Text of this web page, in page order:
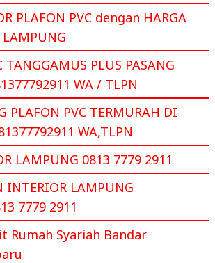
PLAFON PVC dengan HARGA
TANGGAMUS PLUS PASANG
WA / TLPN
PLAFON PVC TERMURAH DI
WA,TLPN
LAMPUNG 0813 7779 2911
INTERIOR LAMPUNG
7779 2911
Rumah Syariah Bandar